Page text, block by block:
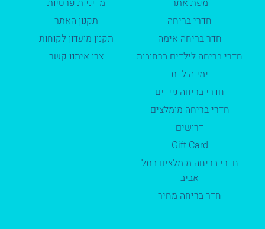
מדיניות פרטיות
תקנון האתר
תקנון מועדון לקוחות
צרו איתנו קשר
מפת אתר
חדרי בריחה
חדר בריחה אימה
חדרי בריחה לילדים ברחובות
ימי הולדת
חדרי בריחה ניידים
חדרי בריחה מומלצים
דרושים
Gift Card
חדרי בריחה מומלצים בתל
אביב
חדר בריחה מחיר